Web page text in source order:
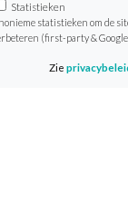
Statistieken
statistieken om de
(first-party &
Zie